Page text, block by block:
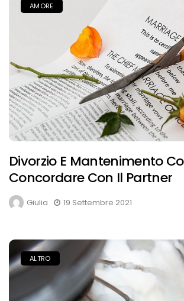
AMORE
Divorzio E Mantenimento
Concordare Con Il Partner
Giulia 19 Settembre 2021
ALTRO